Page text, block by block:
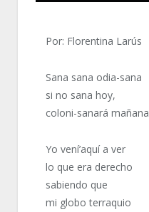
Por: Florentina Larús
Sana sana odia-sana
si no sana hoy,
coloni-sanará mañana
Yo vení’aquí a ver
lo que era derecho
sabiendo que
mi globo terraquio